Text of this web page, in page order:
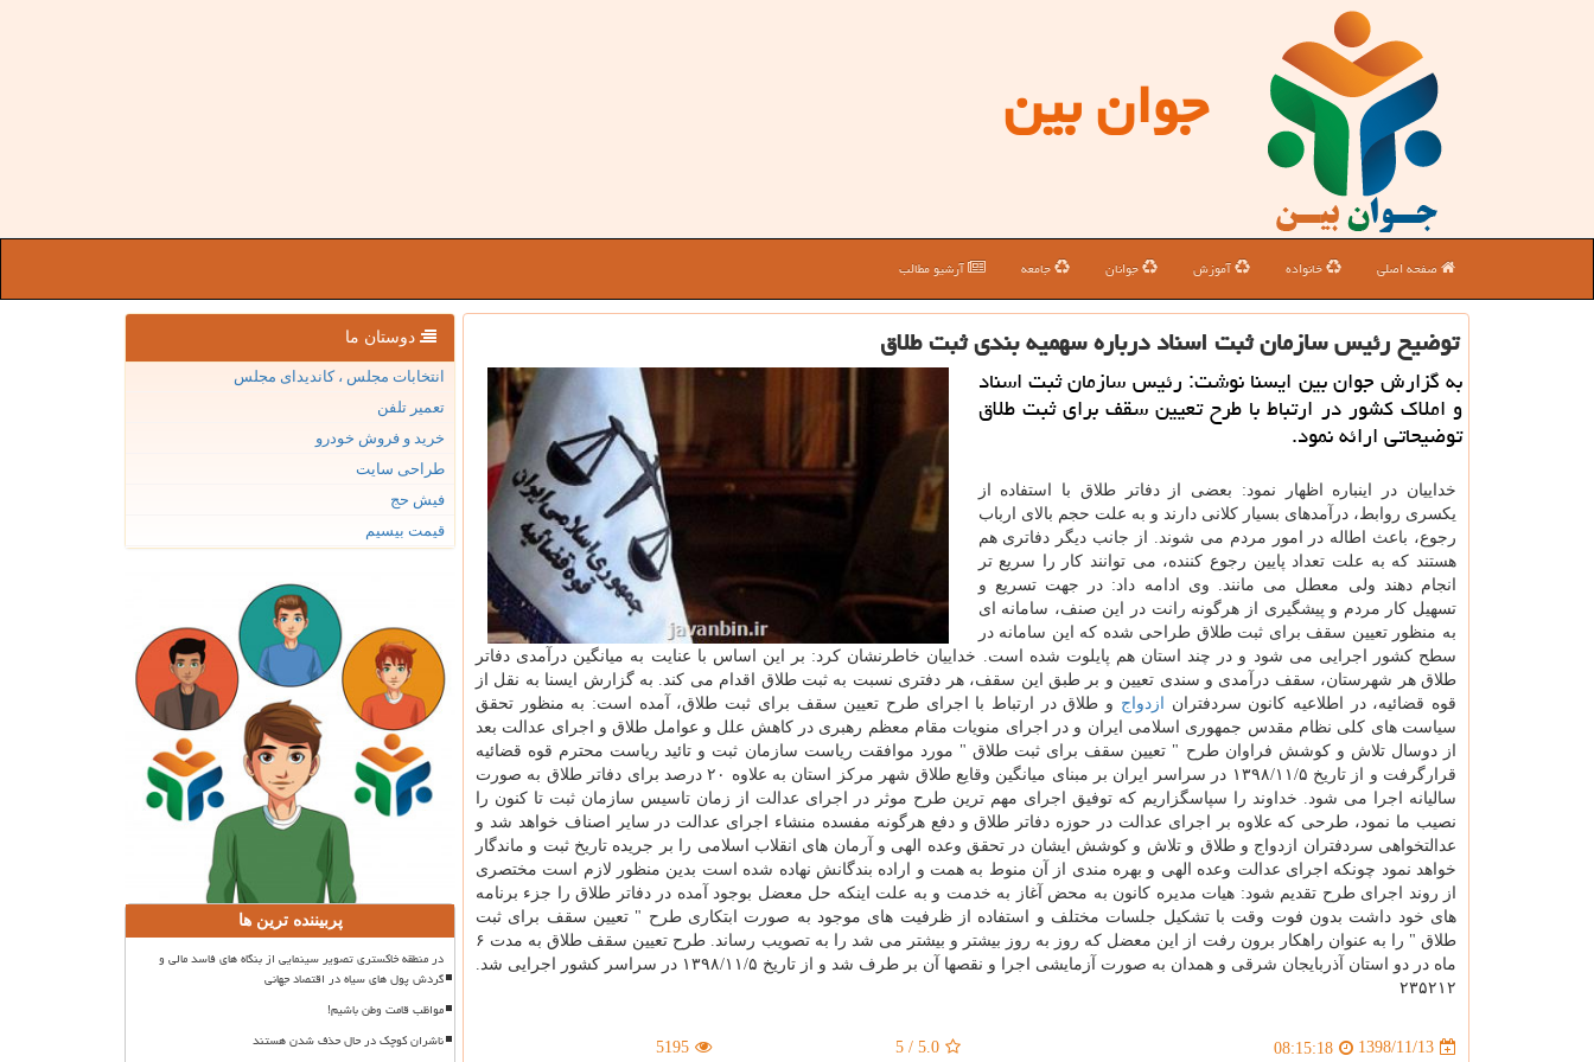
جوان بین
صفحه اصلی خانواده آموزش جوانان جامعه آرشیو مطالب
توضیح رئیس سازمان ثبت اسناد درباره سهمیه بندی ثبت طلاق
به گزارش جوان بین ایسنا نوشت: رئیس سازمان ثبت اسناد
و املاك كشور در ارتباط با طرح تعیین سقف برای ثبت طلاق
توضیحاتی ارائه نمود.
خداییان در اینباره اظهار نمود: بعضی از دفاتر طلاق با استفاده از
یكسری روابط، درآمدهای بسیار كلانی دارند و به علت حجم بالای ارباب
رجوع، باعث اطاله در امور مردم می شوند. از جانب دیگر دفاتری هم
هستند كه به علت تعداد پایین رجوع كننده، می توانند كار را سریع تر
انجام دهند ولی معطل می مانند. وی ادامه داد: در جهت تسریع و
تسهیل كار مردم و پیشگیری از هرگونه رانت در این صنف، سامانه ‎ای
به منظور تعیین سقف برای ثبت طلاق طراحی شده كه این سامانه در
سطح كشور اجرایی می شود و در چند استان هم پایلوت شده است. خداییان خاطرنشان كرد: بر این اساس با عنایت به میانگین درآمدی دفاتر
طلاق هر شهرستان، سقف درآمدی و سندی تعیین و بر طبق این سقف، هر دفتری نسبت به ثبت طلاق اقدام می كند. به گزارش ایسنا به نقل از
قوه قضائیه، در اطلاعیه كانون سردفتران
ازدواج و طلاق در ارتباط با اجرای طرح تعیین سقف برای ثبت طلاق، آمده است: به منظور تحقق
سیاست های كلی نظام مقدس جمهوری اسلامی ایران و در اجرای منویات مقام معظم رهبری در كاهش علل و عوامل طلاق و اجرای عدالت بعد
از دوسال تلاش و كوشش فراوان طرح " تعیین سقف برای ثبت طلاق " مورد موافقت ریاست سازمان ثبت و تائید ریاست محترم قوه قضائیه
قرارگرفت و از تاریخ ۱۳۹۸/۱۱/۵ در سراسر ایران بر مبنای میانگین وقایع طلاق شهر مركز استان به علاوه ۲۰ درصد برای دفاتر طلاق به صورت
سالیانه اجرا می شود. خداوند را سپاسگزاریم كه توفیق اجرای مهم ترین طرح موثر در اجرای عدالت از زمان تاسیس سازمان ثبت تا كنون را
نصیب ما نمود، طرحی كه علاوه بر اجرای عدالت در حوزه دفاتر طلاق و دفع هرگونه مفسده منشاء اجرای عدالت در سایر اصناف خواهد شد و
عدالتخواهی سردفتران ازدواج و طلاق و تلاش و كوشش ایشان در تحقق وعده الهی و آرمان های انقلاب اسلامی را بر جریده تاریخ ثبت و ماندگار
خواهد نمود چونكه اجرای عدالت وعده الهی و بهره مندی از آن منوط به همت و اراده بندگانش نهاده شده است بدین منظور لازم است مختصری
از روند اجرای طرح تقدیم شود: هیات مدیره كانون به محض آغاز به خدمت و به علت اینكه حل معضل بوجود آمده در دفاتر طلاق را جزء برنامه
های خود داشت بدون فوت وقت با تشكیل جلسات مختلف و استفاده از ظرفیت های موجود به صورت ابتكاری طرح " تعیین سقف برای ثبت
طلاق " را به عنوان راهكار برون رفت از این معضل كه روز به روز بیشتر و بیشتر می شد را به تصویب رساند. طرح تعیین سقف طلاق به مدت ۶
ماه در دو استان آذربایجان شرقی و همدان به صورت آزمایشی اجرا و نقصها آن بر طرف شد و از تاریخ ۱۳۹۸/۱۱/۵ در سراسر كشور اجرایی شد.
۲۳۵۲۱۲
1398/11/13
08:15:18
5.0
/
5
5195
دوستان ما
انتخابات مجلس ، کاندیدای مجلس
تعمیر تلفن
خرید و فروش خودرو
طراحی سایت
فیش حج
قیمت بیسیم
پربیننده ترین ها
در منطقه خاکستری تصویر سینمایی از بنگاه های فاسد مالی و
گردش پول های سیاه در اقتصاد جهانی
مواظب قامت وطن باشیم!
ناشران کوچک در حال حذف شدن هستند